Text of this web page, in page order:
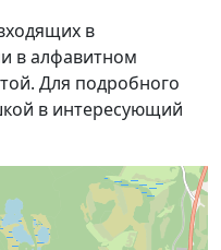
в
в алфавитном
Для подробного
в интересующий